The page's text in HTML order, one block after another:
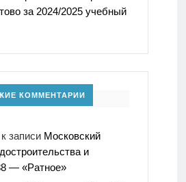
за 2024/2025 учебный
КОММЕНТАРИИ
записи Московский
и
— «Ратное»